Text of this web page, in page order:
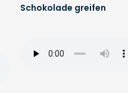
Schokolade greifen